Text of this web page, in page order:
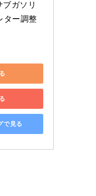
ガソリ
ター調整
で見る